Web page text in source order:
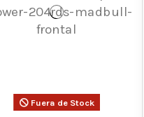
Fuera de Stock